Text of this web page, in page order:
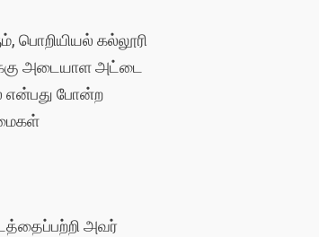
பொறியியல் கல்லூரி
அடையாள அட்டை
என்பது போன்ற
அவர்